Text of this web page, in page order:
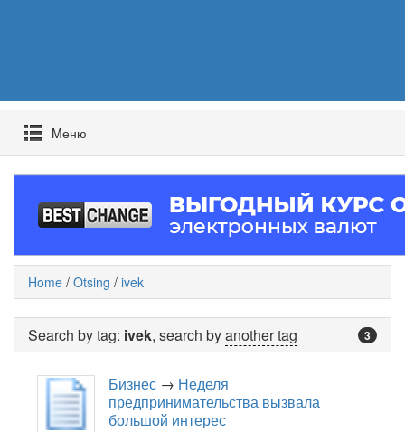
Mеню
Home / Otsing / ivek
3
Search by tag: ivek, search byanother tag
Бизнес → Неделя
предпринимательства вызвала
большой интерес